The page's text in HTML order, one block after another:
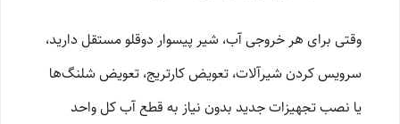
وقتی برای هر خروجی آب، شیر پیسوار دوقلو مستقل دارید،
سرویس کردن شیرآلات، تعویض کارتریج، تعویض شلنگ‌ها
یا نصب تجهیزات جدید بدون نیاز به قطع آب کل واحد